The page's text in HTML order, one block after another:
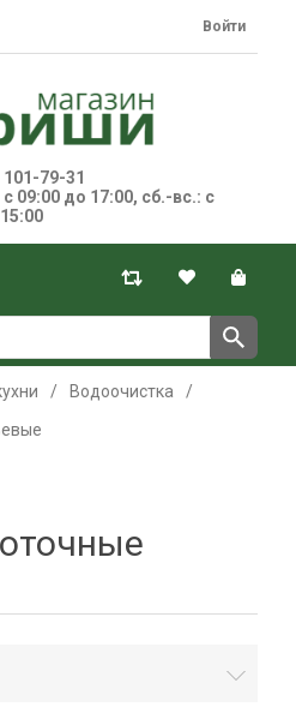
101-79-31
09:00 до 17:00, сб.-вс.: с
Войти
/ Водоочистка
/